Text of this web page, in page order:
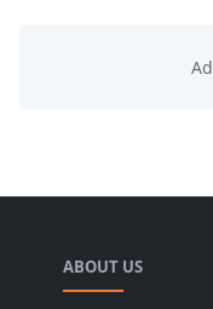
ABOUT US